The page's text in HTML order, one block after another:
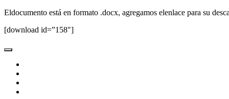
Eldocumento está en formato .docx, agregamos elenlace para su
[download id=”158″]